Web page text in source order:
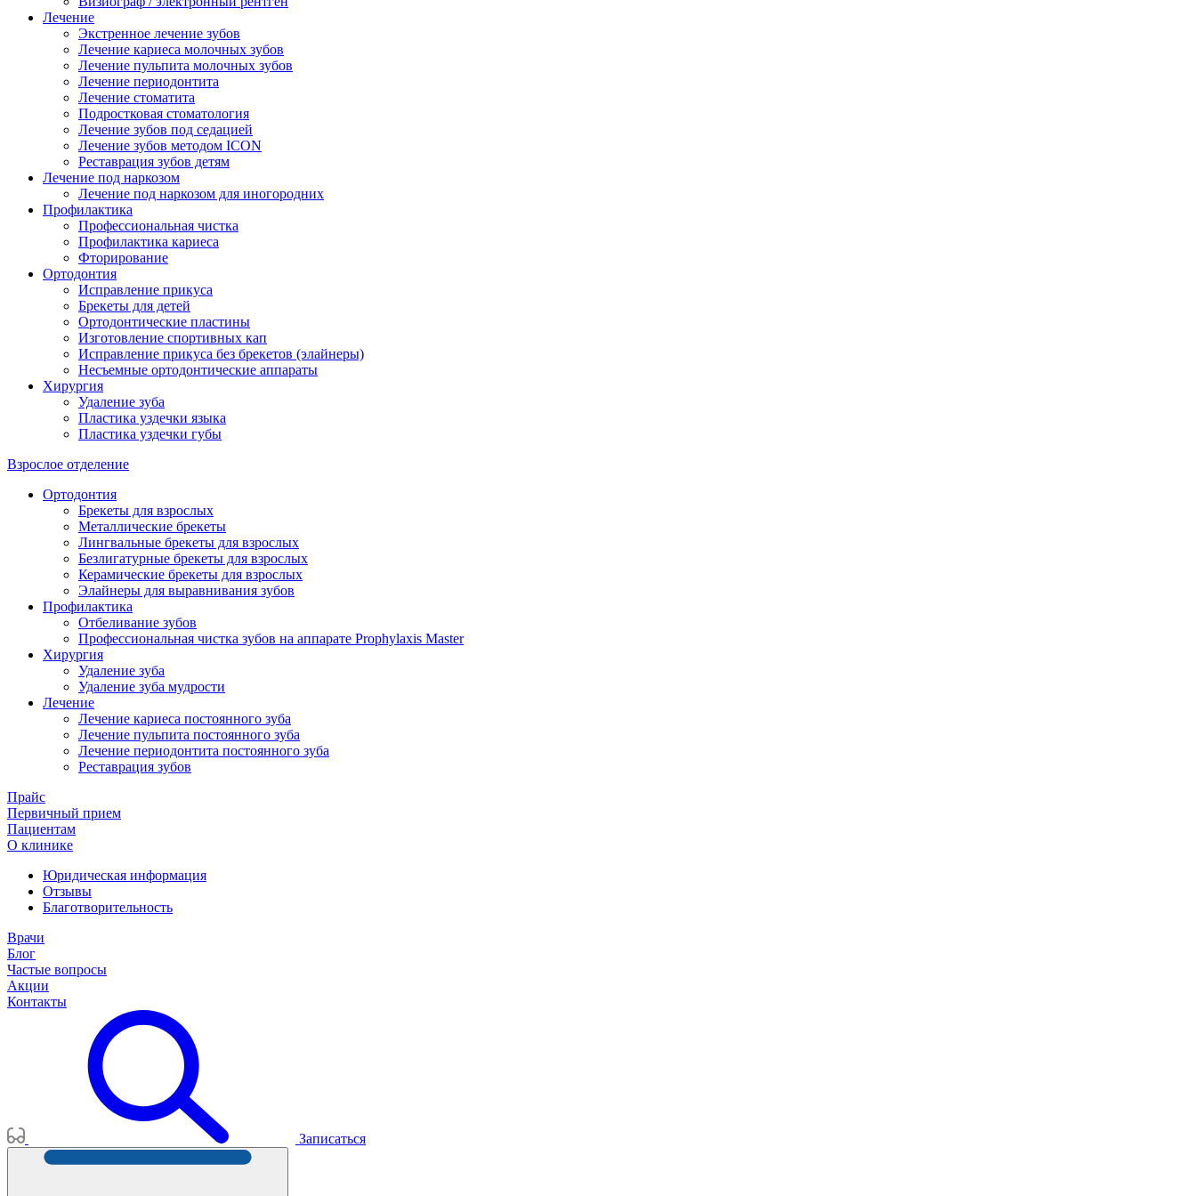
Лечение
Экстренное лечение зубов
Лечение кариеса молочных зубов
Лечение пульпита молочных зубов
Лечение периодонтита
Лечение стоматита
Подростковая стоматология
Лечение зубов под седацией
Лечение зубов методом ICON
Реставрация зубов детям
Лечение под наркозом
Лечение под наркозом для иногородних
Профилактика
Профессиональная чистка
Профилактика кариеса
Фторирование
Ортодонтия
Исправление прикуса
Брекеты для детей
Ортодонтические пластины
Изготовление спортивных кап
Исправление прикуса без брекетов (элайнеры)
Несъемные ортодонтические аппараты
Хирургия
Удаление зуба
Пластика уздечки языка
Пластика уздечки губы
Взрослое отделение
Ортодонтия
Брекеты для взрослых
Металлические брекеты
Лингвальные брекеты для взрослых
Безлигатурные брекеты для взрослых
Керамические брекеты для взрослых
Элайнеры для выравнивания зубов
Профилактика
Отбеливание зубов
Профессиональная чистка зубов на аппарате Prophylaxis Master
Хирургия
Удаление зуба
Удаление зуба мудрости
Лечение
Лечение кариеса постоянного зуба
Лечение пульпита постоянного зуба
Лечение периодонтита постоянного зуба
Реставрация зубов
Прайс
Первичный прием
Пациентам
О клинике
Юридическая информация
Отзывы
Благотворительность
Врачи
Блог
Частые вопросы
Акции
Контакты
Записаться